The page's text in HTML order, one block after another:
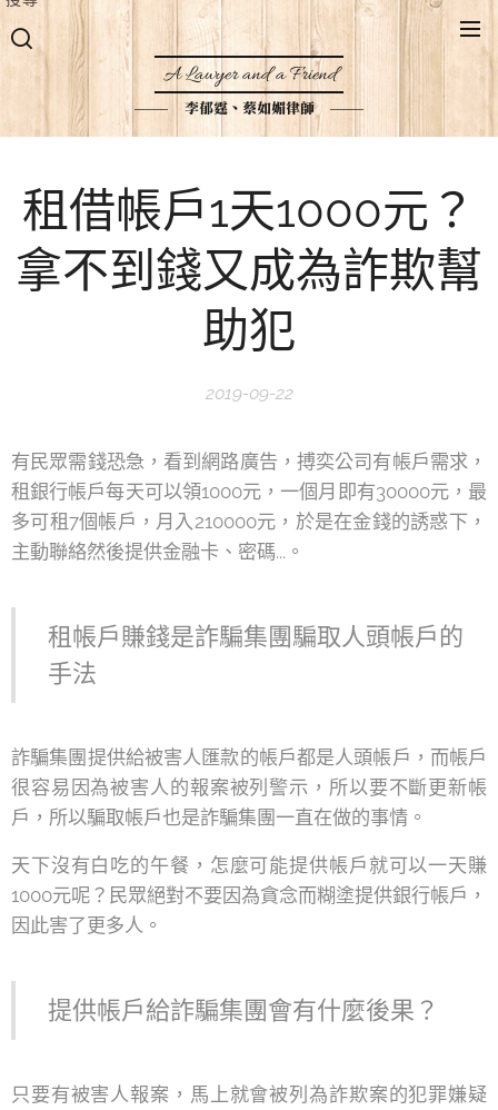
A Lawyer and a Friend
李郁霆、蔡如媚律師
租借帳戶1天1000元？
拿不到錢又成為詐欺幫
助犯
2019-09-22
有民眾需錢恐急，看到網路廣告，搏奕公司有帳戶需求，
租銀行帳戶每天可以領1000元，一個月即有30000元，最
多可租7個帳戶，月入210000元，於是在金錢的誘惑下，
主動聯絡然後提供金融卡、密碼...。
租帳戶賺錢是詐騙集團騙取人頭帳戶的
手法
詐騙集團提供給被害人匯款的帳戶都是人頭帳戶，而帳戶
很容易因為被害人的報案被列警示，所以要不斷更新帳
戶，所以騙取帳戶也是詐騙集團一直在做的事情。
天下沒有白吃的午餐，怎麼可能提供帳戶就可以一天賺
1000元呢？民眾絕對不要因為貪念而糊塗提供銀行帳戶，
因此害了更多人。
提供帳戶給詐騙集團會有什麼後果？
只要有被害人報案，馬上就會被列為詐欺案的犯罪嫌疑